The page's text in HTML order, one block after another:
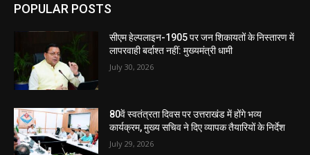
POPULAR POSTS
सीएम हेल्पलाइन-1905 पर जन शिकायतों के निस्तारण में
लापरवाही बर्दाश्त नहीं: मुख्यमंत्री धामी
July 30, 2026
80वें स्वतंत्रता दिवस पर उत्तराखंड में होंगे भव्य
कार्यक्रम, मुख्य सचिव ने दिए व्यापक तैयारियों के निर्देश
July 29, 2026